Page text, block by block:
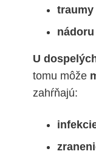
U
tomu môže
zahŕňajú: